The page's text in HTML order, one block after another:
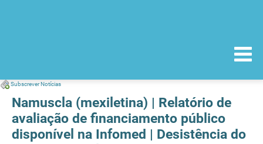
Subscrever Notícias
Namuscla (mexiletina) | Relatório de
avaliação de financiamento público
disponível na Infomed | Desistência do